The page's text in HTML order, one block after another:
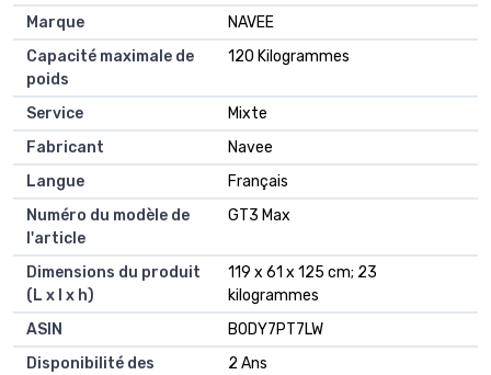
Marque
‎NAVEE
Capacité maximale de
poids
‎120 Kilogrammes
Service
‎Mixte
Fabricant
‎Navee
Langue
‎Français
Numéro du modèle de
l'article
‎GT3 Max
Dimensions du produit
(L x l x h)
‎119 x 61 x 125 cm; 23
kilogrammes
ASIN
‎B0DY7PT7LW
Disponibilité des
‎2 Ans